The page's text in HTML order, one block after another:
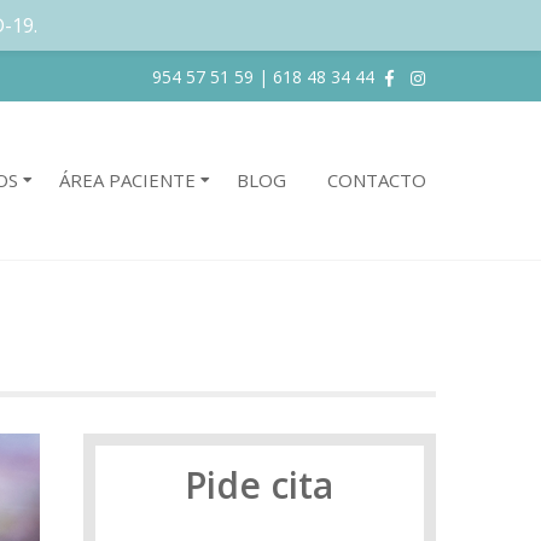
954 57 51 59 |618 48 34 44
ÁREA PACIENTE BLOG CONTACTO
Pide cita
19.